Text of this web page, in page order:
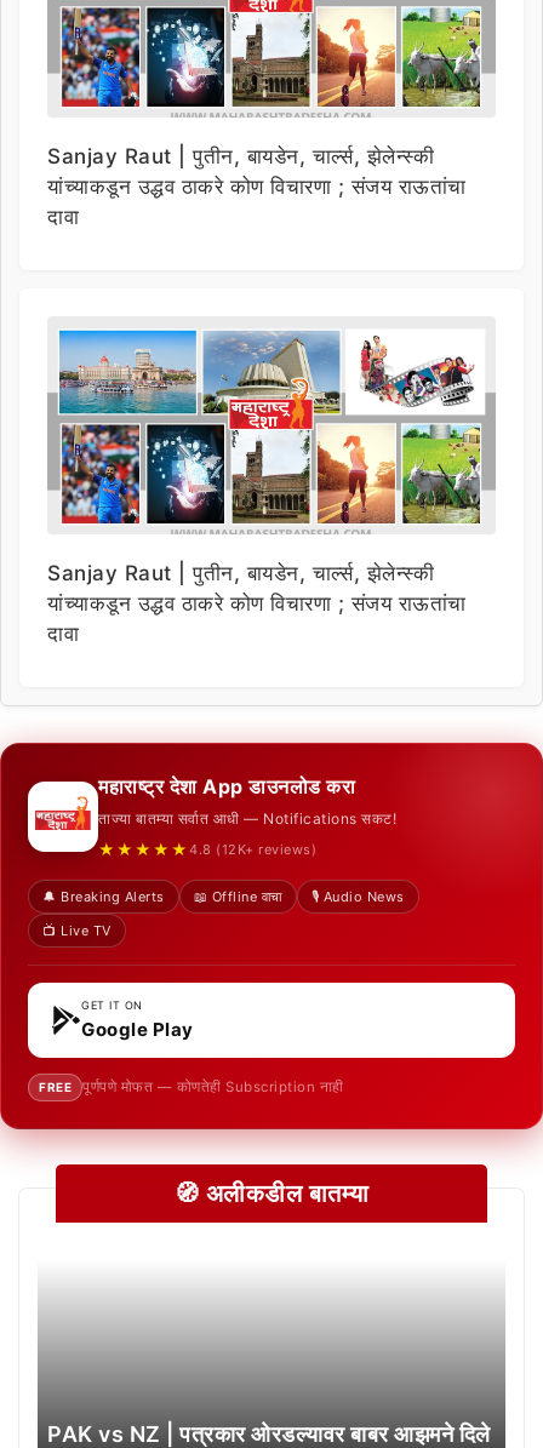
Sanjay Raut | पुतीन, बायडेन, चार्ल्स, झेलेन्स्की
यांच्याकडून उद्धव ठाकरे कोण विचारणा ; संजय राऊतांचा
दावा
Sanjay Raut | पुतीन, बायडेन, चार्ल्स, झेलेन्स्की
यांच्याकडून उद्धव ठाकरे कोण विचारणा ; संजय राऊतांचा
दावा
महाराष्ट्र देशा App डाउनलोड करा
ताज्या बातम्या सर्वात आधी — Notifications सकट!
★★★★★ 4.8 (12K+ reviews)
🔔 Breaking Alerts 📖 Offline वाचा
🎙️ Audio News
📺 Live TV
GET IT ON
Google Play
FREE पूर्णपणे मोफत — कोणतेही Subscription नाही
🧭 अलीकडील बातम्या
PAK vs NZ | पत्रकार ओरडल्यावर बाबर आझमने दिले